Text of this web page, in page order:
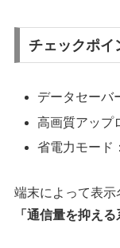
チェックポイ
データセーバ
高画質アップ
省電力モード
端末によって表示
「通信量を抑え